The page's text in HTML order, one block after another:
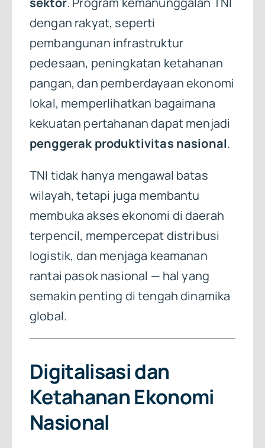
dengan rakyat, seperti
pembangunan infrastruktur
pedesaan, peningkatan ketahanan
pangan, dan pemberdayaan ekonomi
lokal, memperlihatkan bagaimana
kekuatan pertahanan dapat menjadi
penggerak produktivitas nasional.
TNI tidak hanya mengawal batas
wilayah, tetapi juga membantu
membuka akses ekonomi di daerah
terpencil, mempercepat distribusi
logistik, dan menjaga keamanan
rantai pasok nasional — hal yang
semakin penting di tengah dinamika
global.
Digitalisasi dan
Ketahanan Ekonomi
Nasional